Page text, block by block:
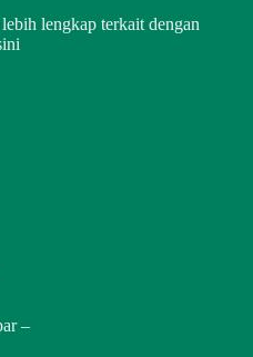
lengkap terkait dengan
–